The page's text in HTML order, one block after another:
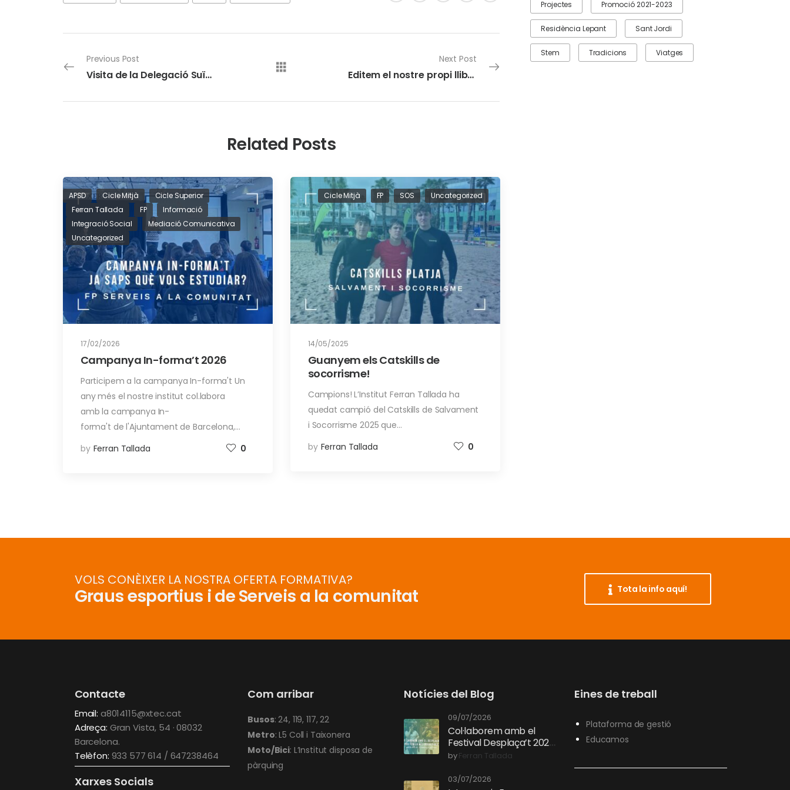
Projectes Promoció 2021-2023
Residència Lepant Sant Jordi
Stem Tradicions Viatges
Previous Post
Visita de la Delegació Suïssa
Next Post
Editem el nostre propi llibre!
Related Posts
17/02/2026
APSD Cicle Mitjà
Cicle Superior
Ferran Tallada
FP
Informació
Integració Social
Mediació Comunicativa
Uncategorized
Campanya In-forma’t 2026
Participem a la campanya In-forma't Un
any més el nostre institut col.labora
amb la campanya In-
forma't de l'Ajuntament de Barcelona,…
by Ferran Tallada 0
14/05/2025
Cicle Mitjà FP SOS Uncategorized
Guanyem els Catskills de
socorrisme!
Campions! L’Institut Ferran Tallada ha
quedat campió del Catskills de Salvament
i Socorrisme 2025 que…
by Ferran Tallada 0
VOLS CONÈIXER LA NOSTRA OFERTA FORMATIVA?
Graus esportius i de Serveis a la comunitat Tota la info aquí!
Contacte
Email: a8014115@xtec.cat
Adreça: Gran Vista, 54 · 08032
Barcelona.
Telèfon: 933 577 614 / 647238464
Xarxes Socials
Com arribar
Busos: 24, 119, 117, 22
Metro: L5 Coll i Taixonera
Moto/Bici: L’Institut disposa de
pàrquing
Notícies del Blog
09/07/2026
Col·laborem amb el
Festival Desplaça’t 2026
per fer-lo més inclusiu
byFerran Tallada
03/07/2026
Eines de treball
Plataforma de gestió
Educamos